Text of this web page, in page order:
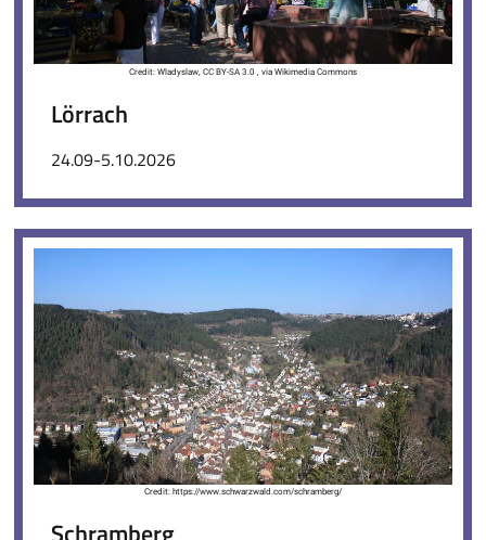
Credit: Wladyslaw, CC BY-SA 3.0 , via Wikimedia Commons
Lörrach
24.09-5.10.2026
Credit: https://www.schwarzwald.com/schramberg/